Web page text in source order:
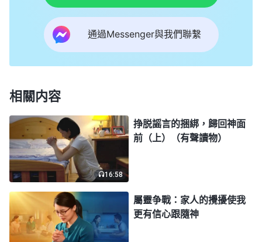
陰謀詭計要識透，要認識靈、認識人，會分辨各種
人、事、物；…… 」
《話・卷一 神的顯現與作工・基督
起初的發表・第十七篇》
神的話使我清醒了，魔鬼永遠
是魔鬼，永遠都改變不了它抵擋神、仇恨神的惡魔實
神，我不能中了撒但的詭計。他見我不理他，又説：
「現在是共産黨的天下，共産黨説了算，共産黨不容
許人信神，你要再信，全家人都要受牽連，以後孩子
就業、考公務員也會受影響，你好好考慮一下吧！」
聽了這些話，我心裏有些受攪擾，擔心家人、孩子的
前途。就在這時，我忽然想起彼得在撒但面前站住見
證的經歷，他總是在撒但施行詭計之時去認識神。于
是，我在心裏向神仰望交托，不知不覺想起全能神的
通過Messenger與我們聯繫
相關内容
16:58
挣脱謡言的捆綁，歸回神面
前（上）（有聲讀物）
屬靈争戰：家人的攪擾使我
更有信心跟隨神